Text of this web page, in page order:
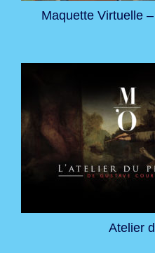
Maquette Virtuelle
Atelier